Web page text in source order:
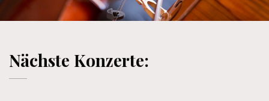
Nächste Konzerte: